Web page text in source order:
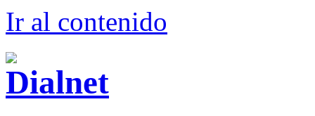
Ir al contenido